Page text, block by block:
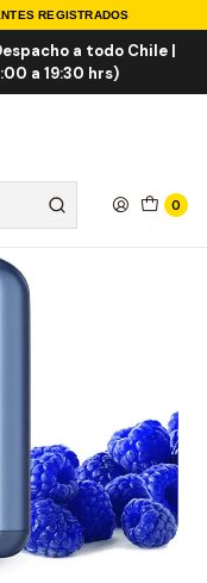
REGISTRADOS
a todo Chile |
a 19:30 hrs)
0
FRUTALES ICE